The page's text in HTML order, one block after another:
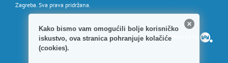
Zagreba. Sva prava pridržana.
Powered by
Kako bismo vam omogućili bolje korisničko
iskustvo, ova stranica pohranjuje kolačiće
(cookies).